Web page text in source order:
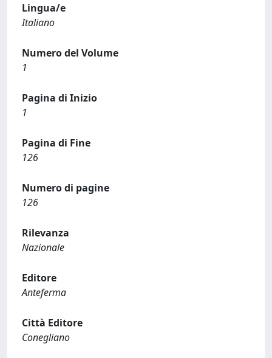
Lingua/e
Italiano
Numero del Volume
1
Pagina di Inizio
1
Pagina di Fine
126
Numero di pagine
126
Rilevanza
Nazionale
Editore
Anteferma
Città Editore
Conegliano